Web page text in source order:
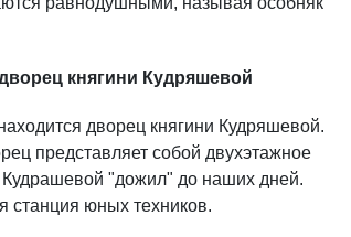
княгини Кудряшевой
дворец княгини Кудряшевой.
представляет собой двухэтажное
"дожил" до наших дней.
станция юных техников.